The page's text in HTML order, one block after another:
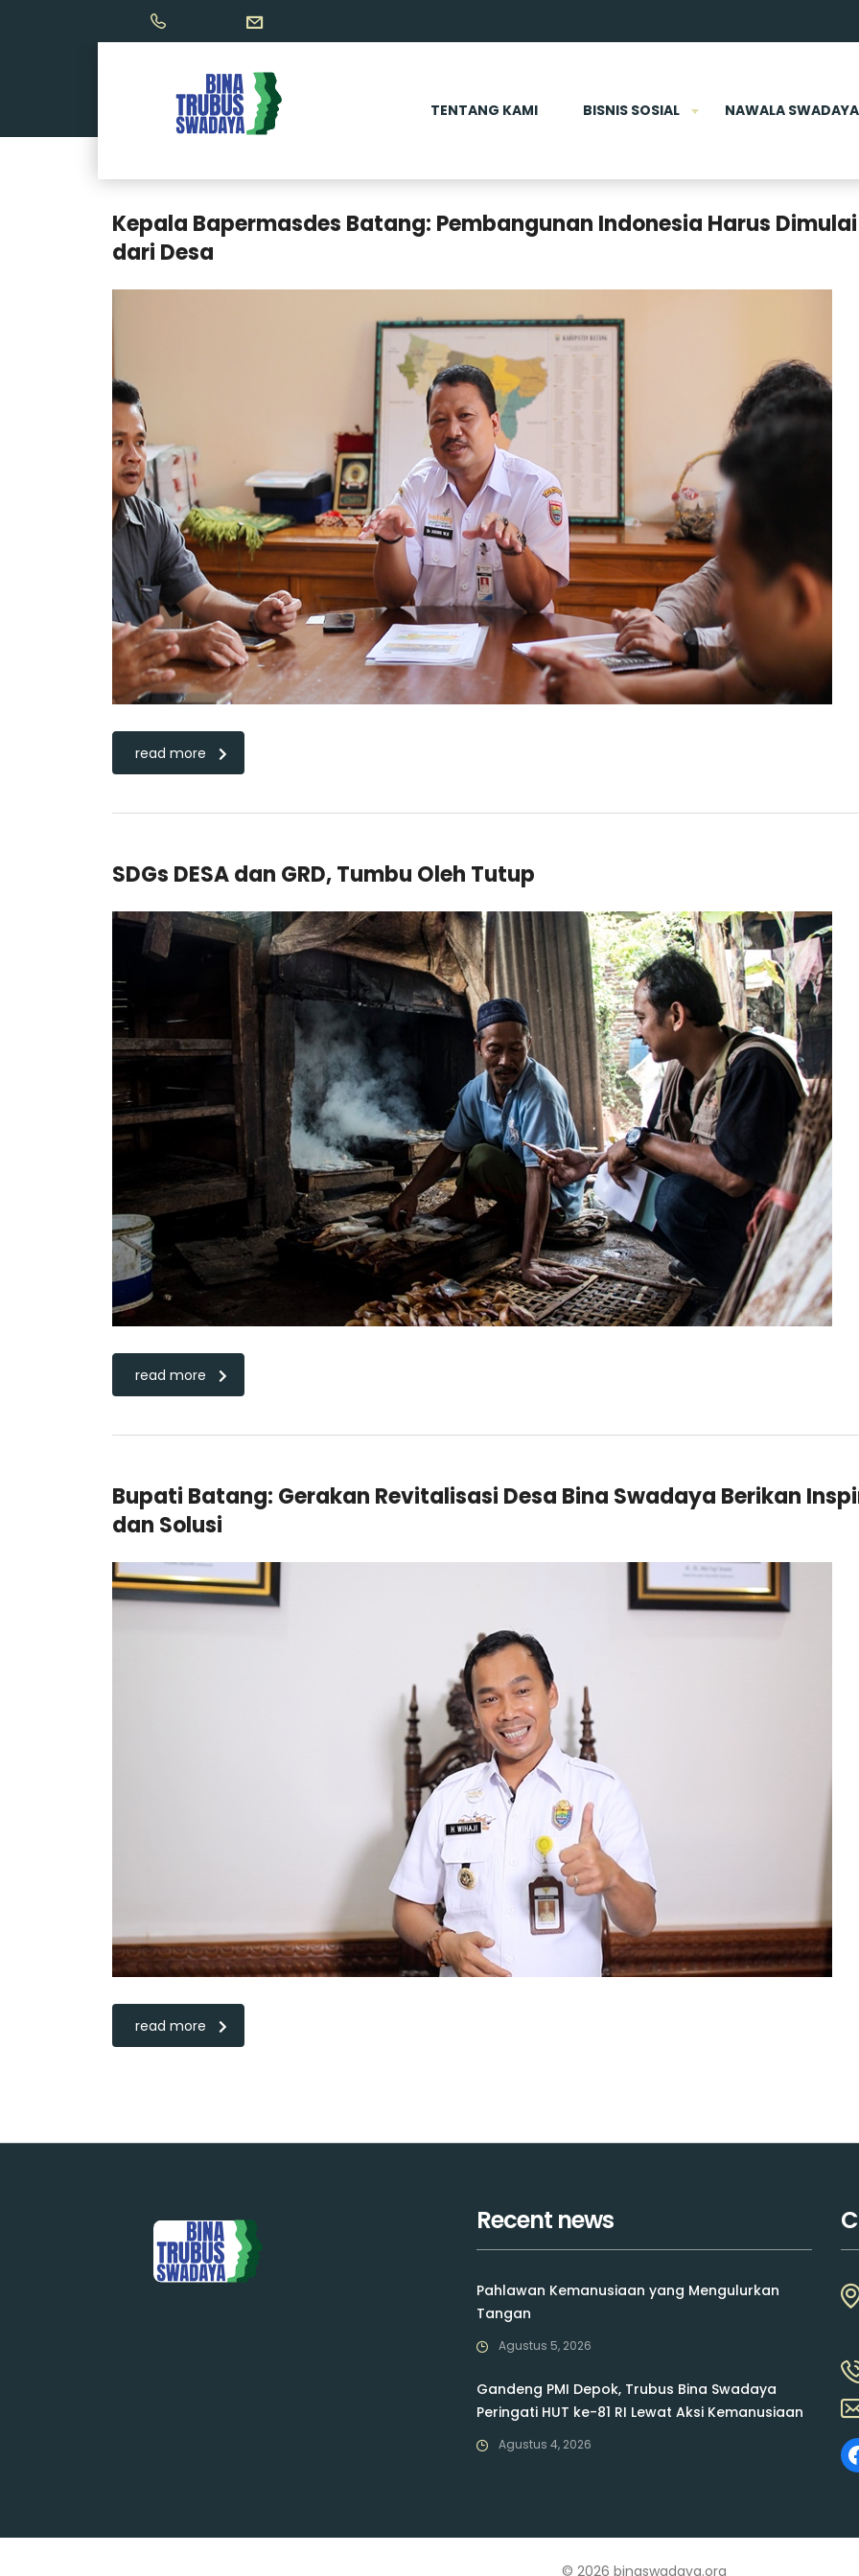
TENTANG KAMI BISNIS SOSIAL NAWALA SWADAYA
Kepala Bapermasdes Batang: Pembangunan Indonesia Harus Dimulai
dari Desa
read more
SDGs DESA dan GRD, Tumbu Oleh Tutup
read more
Bupati Batang: Gerakan Revitalisasi Desa Bina Swadaya Berikan
dan Solusi
read more
Recent news
Pahlawan Kemanusiaan yang Mengulurkan
Tangan
Agustus 5, 2026
Gandeng PMI Depok, Trubus Bina Swadaya
Peringati HUT ke-81 RI Lewat Aksi Kemanusiaan
Agustus 4, 2026
© 2026 binaswadaya.org